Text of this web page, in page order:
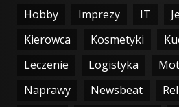
Hobby
Imprezy IT
Kierowca
Kosmetyki
Leczenie
Logistyka
Naprawy
Newsbeat